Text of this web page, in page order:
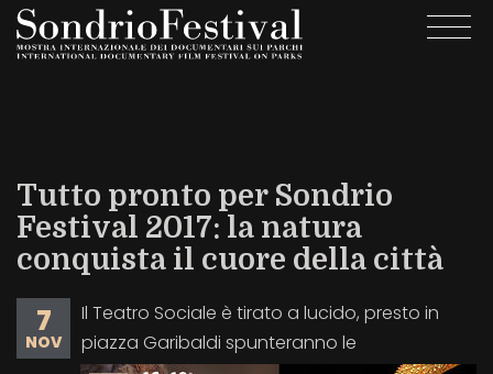
Salta
Tutto pronto per Sondrio
Festival 2017: la natura
conquista il cuore della città
7
NOV
Il Teatro Sociale è tirato a lucido, presto in
piazza Garibaldi spunteranno le